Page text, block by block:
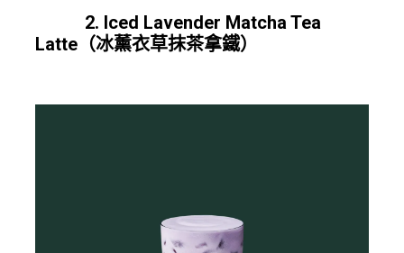
2. Iced Lavender Matcha Tea
Latte（冰薰衣草抹茶拿鐵）